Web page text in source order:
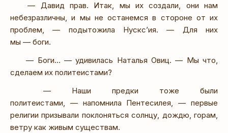
— Давид прав. Итак, мы их создали, они нам
небезразличны, и мы не останемся в стороне от их
проблем, — подытожила Нускс’ия. — Для них
мы — боги.
— Боги… — удивилась Наталья Овиц. — Мы что,
сделаем их политеистами?
— Наши предки тоже были
политеистами, — напомнила Пентесилея, — первые
религии призывали поклоняться солнцу, дождю, горам,
ветру как живым существам.